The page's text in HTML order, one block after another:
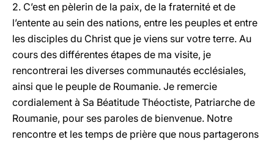
2. C’est en pèlerin de la paix, de la fraternité et de
l’entente au sein des nations, entre les peuples et entre
les disciples du Christ que je viens sur votre terre. Au
cours des différentes étapes de ma visite, je
rencontrerai les diverses communautés ecclésiales,
ainsi que le peuple de Roumanie. Je remercie
cordialement à Sa Béatitude Théoctiste, Patriarche de
Roumanie, pour ses paroles de bienvenue. Notre
rencontre et les temps de prière que nous partagerons